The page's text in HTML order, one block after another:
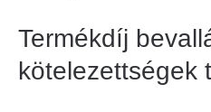
Termékdíj
kötelezettségek